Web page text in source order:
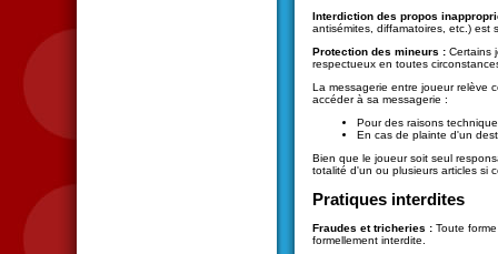
Interdiction des propos
antisémites, diffamatoires, etc.) est
Protection des mineurs :Certains
respectueux en toutes
La messagerie entre joueur relève
accéder à sa messagerie :
Pour des raisons
En cas de plainte d'un
Bien que le joueur soit seul
totalité d'un ou plusieurs articles si
Pratiques interdites
Fraudes et tricheries :Toute forme
formellement interdite.